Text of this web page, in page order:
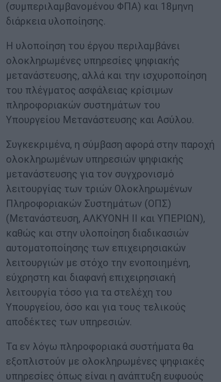
(συμπεριλαμβανομένου ΦΠΑ) και 18μηνη
διάρκεια υλοποίησης.
Η υλοποίηση του έργου περιλαμβάνει
ολοκληρωμένες υπηρεσίες ψηφιακής
μετανάστευσης, αλλά και την ισχυροποίηση
του πλέγματος ασφάλειας κρίσιμων
πληροφοριακών συστημάτων του
Υπουργείου Μετανάστευσης και Ασύλου.
Συγκεκριμένα, η σύμβαση αφορά στην παροχή
ολοκληρωμένων υπηρεσιών ψηφιακής
μετανάστευσης για τον συγχρονισμό
λειτουργίας των τριών Ολοκληρωμένων
Πληροφοριακών Συστημάτων (ΟΠΣ)
(Μετανάστευση, ΑΛΚΥΟΝΗ ΙΙ και ΥΠΕΡΙΩΝ),
καθώς και στην υλοποίηση διαδικασιών
αυτοματοποίησης των επιχειρησιακών
λειτουργιών με στόχο την ενοποιημένη,
εύχρηστη και διαφανή επιχειρησιακή
λειτουργία τόσο για τα στελέχη του
Υπουργείου, όσο και για τους τελικούς
αποδέκτες των υπηρεσιών.
Τα εν λόγω πληροφοριακά συστήματα θα
εξοπλιστούν με ολοκληρωμένες ψηφιακές
υπηρεσίες όπως είναι η ανάπτυξη ευφυούς